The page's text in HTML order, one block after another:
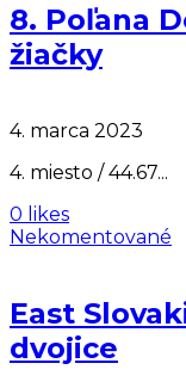
8. Poľana
žiačky
4. marca 2023
4. miesto / 44.67...
0 likes
Nekomentované
East
dvojice